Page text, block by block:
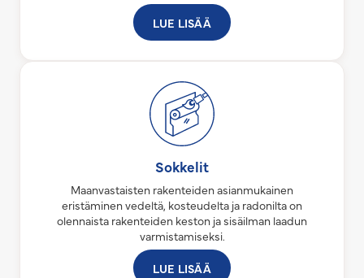
LUE LISÄÄ
Sokkelit
Maanvastaisten rakenteiden asianmukainen
eristäminen vedeltä, kosteudelta ja radonilta on
olennaista rakenteiden keston ja sisäilman laadun
varmistamiseksi.
LUE LISÄÄ